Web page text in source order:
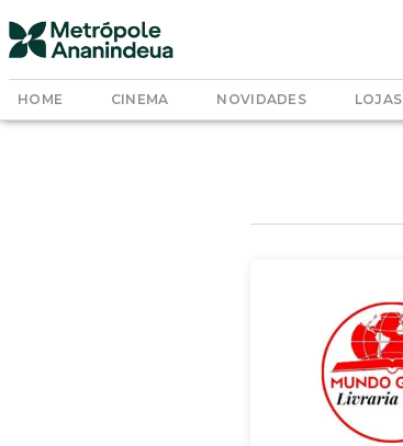
HOME CINEMA NOVIDADES LOJAS